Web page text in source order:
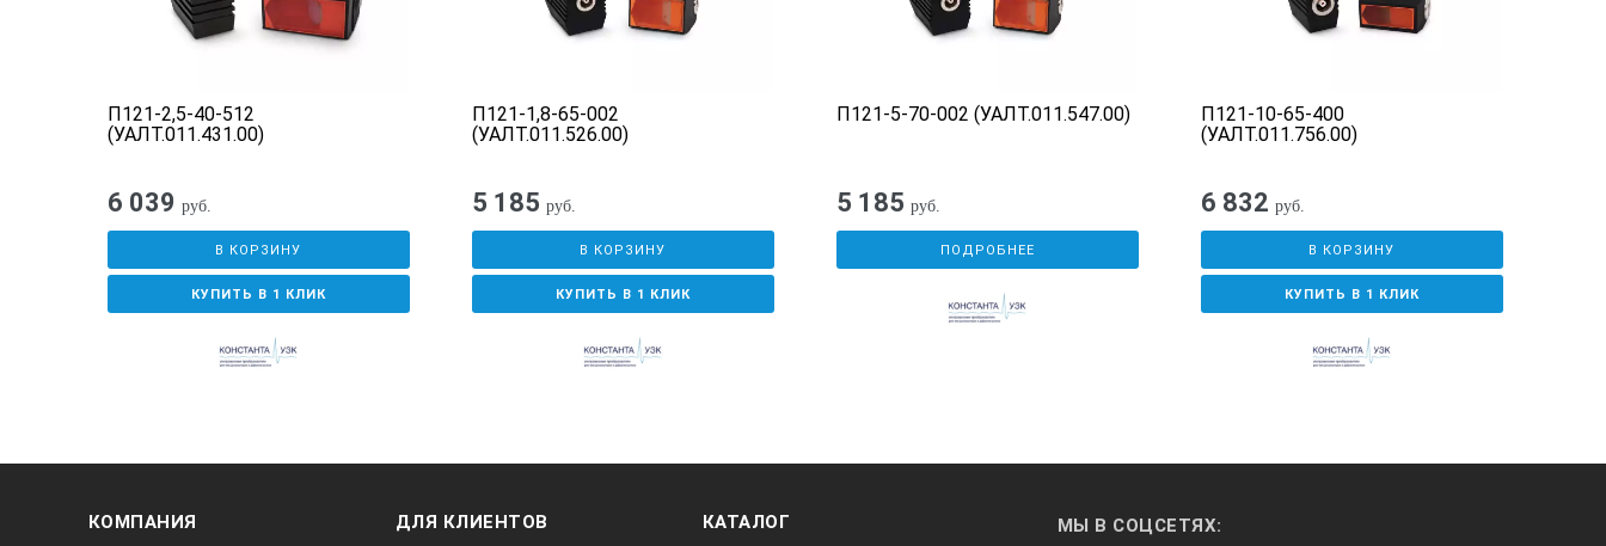
П121-2,5-40-512
(УАЛТ.011.431.00)
6 039 руб.
В КОРЗИНУ
КУПИТЬ В 1 КЛИК
П121-1,8-65-002
(УАЛТ.011.526.00)
5 185 руб.
В КОРЗИНУ
КУПИТЬ В 1 КЛИК
П121-5-70-002 (УАЛТ.011.547.00)
5 185 руб.
ПОДРОБНЕЕ
П121-10-65-400
(УАЛТ.011.756.00)
6 832 руб.
В КОРЗИНУ
КУПИТЬ В 1 КЛИК
КОМПАНИЯ ДЛЯ КЛИЕНТОВ КАТАЛОГ МЫ В СОЦСЕТЯХ: